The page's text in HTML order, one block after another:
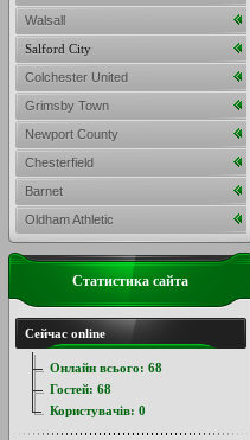
Walsall
Salford City
Colchester United
Grimsby Town
Newport County
Chesterfield
Barnet
Oldham Athletic
Статистика сайта
Сейчас online
Онлайн всього: 68
Гостей: 68
Користувачів: 0